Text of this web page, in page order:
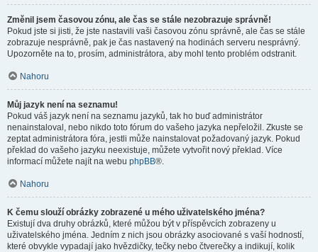
Změnil jsem časovou zónu, ale čas se stále nezobrazuje správně!
Pokud jste si jisti, že jste nastavili vaši časovou zónu správně, ale čas se stále
zobrazuje nesprávně, pak je čas nastavený na hodinách serveru nesprávný.
Upozorněte na to, prosím, administrátora, aby mohl tento problém odstranit.
Nahoru
Můj jazyk není na seznamu!
Pokud váš jazyk není na seznamu jazyků, tak ho buď administrátor
nenainstaloval, nebo nikdo toto fórum do vašeho jazyka nepřeložil. Zkuste se
zeptat administrátora fóra, jestli může nainstalovat požadovaný jazyk. Pokud
překlad do vašeho jazyku neexistuje, můžete vytvořit nový překlad. Více
informací můžete najít na webu phpBB®.
Nahoru
K čemu slouží obrázky zobrazené u mého uživatelského jména?
Existují dva druhy obrázků, které můžou být v příspěvcích zobrazeny u
uživatelského jména. Jedním z nich jsou obrázky asociované s vaší hodností,
které obvykle vypadají jako hvězdičky, tečky nebo čtverečky a indikují, kolik